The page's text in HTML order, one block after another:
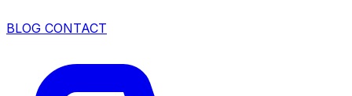
BLOG CONTACT